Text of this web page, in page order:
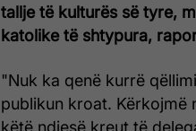
tallje të kulturës së tyre,
katolike të shtypura,
"Nuk ka qenë kurrë
publikun kroat. Kërkojmë
këtë ndjesë kreut të